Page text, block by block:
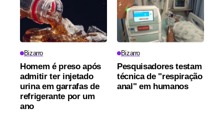
Bizarro
Homem é preso após
admitir ter injetado
urina em garrafas de
refrigerante por um
ano
Bizarro
Pesquisadores testam
técnica de "respiração
anal" em humanos